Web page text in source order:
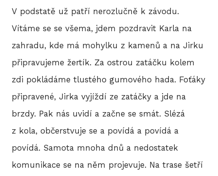
V podstatě už patří nerozlučně k závodu.
Vítáme se se všema, jdem pozdravit Karla na
zahradu, kde má mohylku z kamenů a na Jirku
připravujeme žertík. Za ostrou zatáčku kolem
zdi pokládáme tlustého gumového hada. Foťáky
připravené, Jirka vyjíždí ze zatáčky a jde na
brzdy. Pak nás uvidí a začne se smát. Slézá
z kola, občerstvuje se a povídá a povídá a
povídá. Samota mnoha dnů a nedostatek
komunikace se na něm projevuje. Na trase šetří